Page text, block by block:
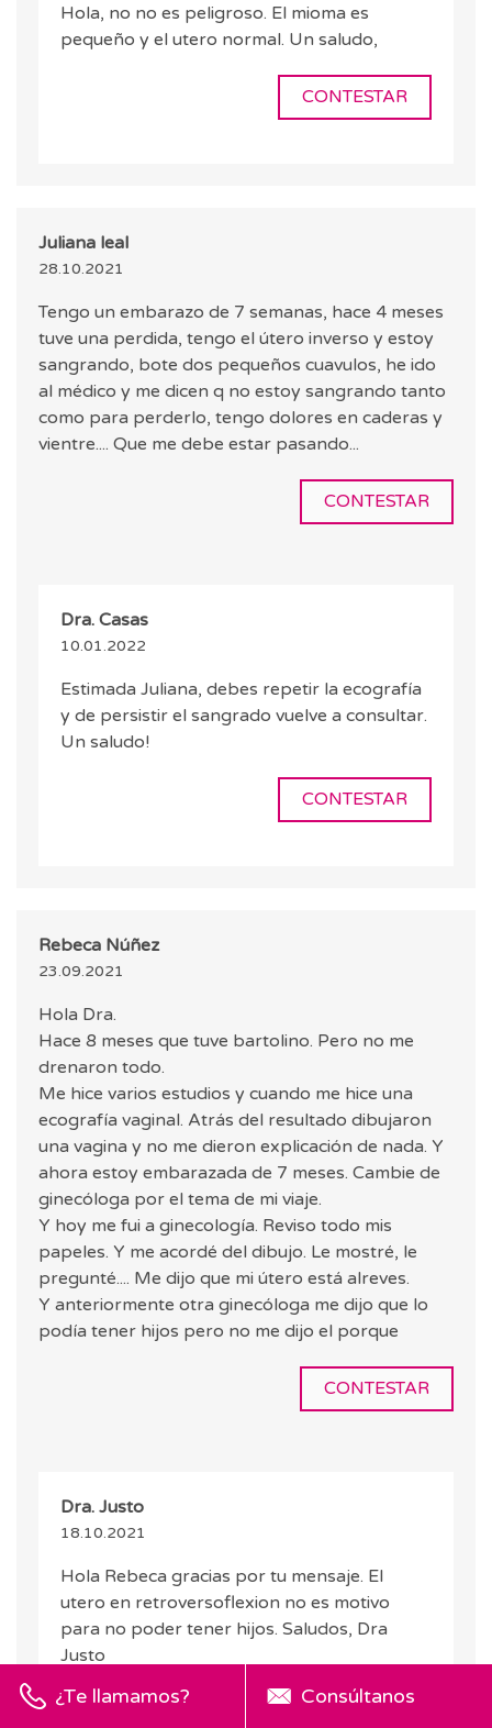
Hola, no no es peligroso. El mioma es
pequeño y el utero normal. Un saludo,
CONTESTAR
Juliana leal
28.10.2021
Tengo un embarazo de 7 semanas, hace 4 meses
tuve una perdida, tengo el útero inverso y estoy
sangrando, bote dos pequeños cuavulos, he ido
al médico y me dicen q no estoy sangrando tanto
como para perderlo, tengo dolores en caderas y
vientre.... Que me debe estar pasando...
CONTESTAR
Dra. Casas
10.01.2022
Estimada Juliana, debes repetir la ecografía
y de persistir el sangrado vuelve a consultar.
Un saludo!
CONTESTAR
Rebeca Núñez
23.09.2021
Hola Dra.
Hace 8 meses que tuve bartolino. Pero no me
drenaron todo.
Me hice varios estudios y cuando me hice una
ecografía vaginal. Atrás del resultado dibujaron
una vagina y no me dieron explicación de nada. Y
ahora estoy embarazada de 7 meses. Cambie de
ginecóloga por el tema de mi viaje.
Y hoy me fui a ginecología. Reviso todo mis
papeles. Y me acordé del dibujo. Le mostré, le
pregunté.... Me dijo que mi útero está alreves.
Y anteriormente otra ginecóloga me dijo que lo
podía tener hijos pero no me dijo el porque
CONTESTAR
Dra. Justo
18.10.2021
Hola Rebeca gracias por tu mensaje. El
utero en retroversoflexion no es motivo
para no poder tener hijos. Saludos, Dra
Justo
¿Te llamamos? Consúltanos